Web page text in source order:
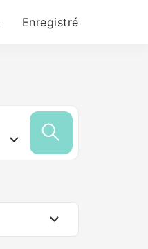
Enregistré